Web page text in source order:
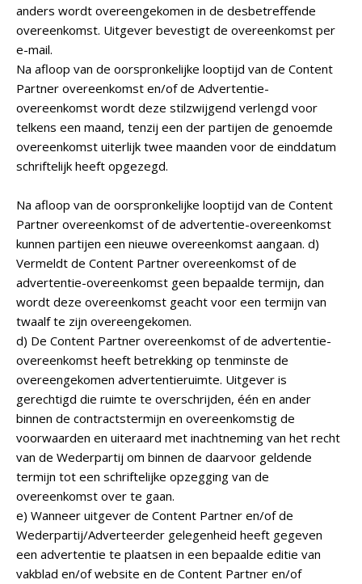
anders wordt overeengekomen in de desbetreffende
overeenkomst. Uitgever bevestigt de overeenkomst per
e-mail.
Na afloop van de oorspronkelijke looptijd van de Content
Partner overeenkomst en/of de Advertentie-
overeenkomst wordt deze stilzwijgend verlengd voor
telkens een maand, tenzij een der partijen de genoemde
overeenkomst uiterlijk twee maanden voor de einddatum
schriftelijk heeft opgezegd.
Na afloop van de oorspronkelijke looptijd van de Content
Partner overeenkomst of de advertentie-overeenkomst
kunnen partijen een nieuwe overeenkomst aangaan. d)
Vermeldt de Content Partner overeenkomst of de
advertentie-overeenkomst geen bepaalde termijn, dan
wordt deze overeenkomst geacht voor een termijn van
twaalf te zijn overeengekomen.
d) De Content Partner overeenkomst of de advertentie-
overeenkomst heeft betrekking op tenminste de
overeengekomen advertentieruimte. Uitgever is
gerechtigd die ruimte te overschrijden, één en ander
binnen de contractstermijn en overeenkomstig de
voorwaarden en uiteraard met inachtneming van het recht
van de Wederpartij om binnen de daarvoor geldende
termijn tot een schriftelijke opzegging van de
overeenkomst over te gaan.
e) Wanneer uitgever de Content Partner en/of de
Wederpartij/Adverteerder gelegenheid heeft gegeven
een advertentie te plaatsen in een bepaalde editie van
vakblad en/of website en de Content Partner en/of